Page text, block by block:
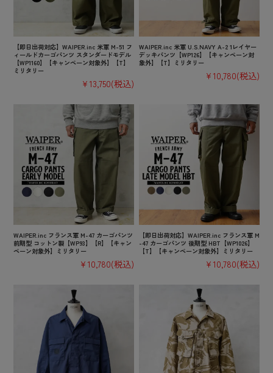
【即日出荷対応】WAIPER.inc 米軍 M-51 フ
ィールドカーゴパンツ スタンダードモデル
【WP1160】【キャンペーン対象外】【T】
ミリタリー
¥13,750(税込)
WAIPER.inc 米軍 U.S.NAVY A-2 1レイヤー
デッキパンツ【WP126】【キャンペーン対
象外】【T】ミリタリー
¥10,780(税込)
WAIPER.inc フランス軍 M-47 カーゴパンツ
前期型 コットン製【WP93】【R】【キャン
ペーン対象外】ミリタリー
¥10,780(税込)
【即日出荷対応】WAIPER.inc フランス軍 M
-47 カーゴパンツ 後期型 HBT【WP1026】
【T】【キャンペーン対象外】ミリタリー
¥10,780(税込)